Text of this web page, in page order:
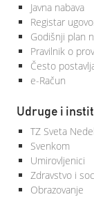
Javna nabava
Registar
Godišnji plan
Pravilnik o
Često
e-Račun
Udruge i
TZ Sveta
Svenkom
Umirovljenici
Zdravstvo i
Obrazovanje